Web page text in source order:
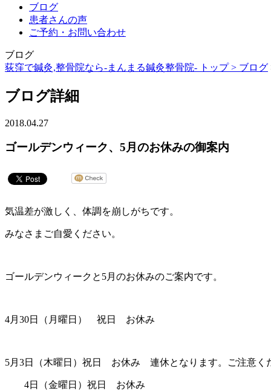
ブログ
患者さんの声
ご予約・お問い合わせ
ブログ
荻窪で鍼灸,整骨院なら-まんまる鍼灸整骨院- トップ > ブログ
ブログ詳細
2018.04.27
ゴールデンウィーク、5月のお休みの御案内
気温差が激しく、体調を崩しがちです。
みなさまご自愛ください。
ゴールデンウィークと5月のお休みのご案内です。
4月30日（月曜日） 祝日 お休み
5月3日（木曜日）祝日 お休み 連休となります。ご注意く
4日（金曜日）祝日 お休み